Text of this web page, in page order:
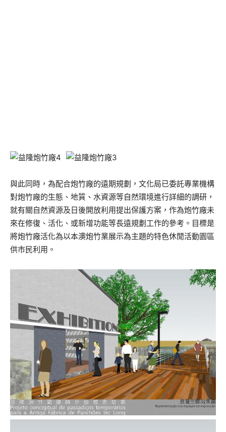
與此同時，為配合炮竹廠的遠期規劃，文化局已委託專業機構
對炮竹廠的生態、地質、水資源等自然環境進行詳細的調研 ，
就有關自然資源及日後開放利用提出保護方案， 作為炮竹廠未
來在修復、活化、或新增功能等長遠規劃工作的參考。 目標是
將炮竹廠活化為以本澳炮竹業展示為主題的特色休閒活動園區
供市民利 用。